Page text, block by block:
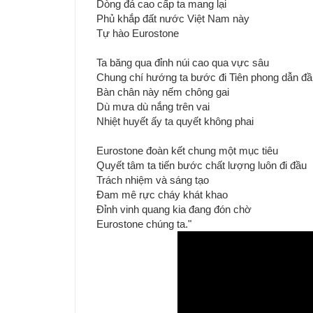
Dòng đá cao cấp ta mang lại
Phủ khắp đất nước Việt Nam này
Tự hào Eurostone
Ta băng qua đỉnh núi cao qua vực sâu
Chung chí hướng ta bước đi Tiên phong dẫn
Bàn chân này nếm chông gai
Dù mưa dù nắng trên vai
Nhiệt huyết ấy ta quyết không phai
Eurostone đoàn kết chung một mục tiêu
Quyết tâm ta tiến bước chất lượng luôn đi đầu
Trách nhiệm và sáng tạo
Đam mê rực cháy khát khao
Đỉnh vinh quang kia đang đón chờ
Eurostone chúng ta."